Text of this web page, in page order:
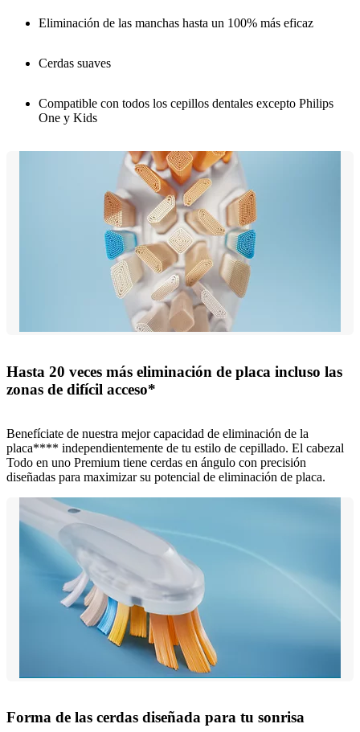
Eliminación de las manchas hasta un 100% más eficaz
Cerdas suaves
Compatible con todos los cepillos dentales excepto Philips
One y Kids
Hasta 20 veces más eliminación de placa incluso las
zonas de difícil acceso*
Benefíciate de nuestra mejor capacidad de eliminación de la
placa**** independientemente de tu estilo de cepillado. El cabezal
Todo en uno Premium tiene cerdas en ángulo con precisión
diseñadas para maximizar su potencial de eliminación de placa.
Forma de las cerdas diseñada para tu sonrisa